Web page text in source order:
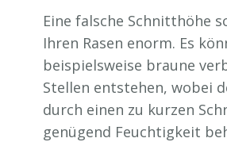
Eine falsche Schnitthöhe
Ihren Rasen enorm. Es
beispielsweise braune
Stellen entstehen, wobei
durch einen zu kurzen
genügend Feuchtigkeit